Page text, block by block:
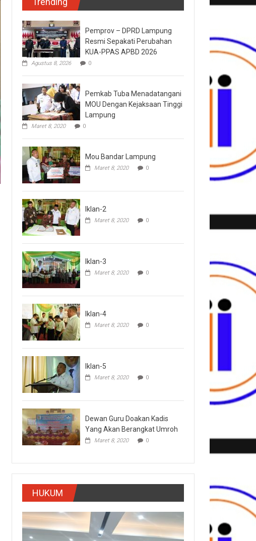
Pemprov – DPRD Lampung
Resmi Sepakati Perubahan
KUA-PPAS APBD 2026
Agustus 8, 2026 0
Pemkab Tuba Menadatangani
MOU Dengan Kejaksaan Tinggi
Lampung
Maret 8, 2020 0
Mou Bandar Lampung
Maret 8, 2020 0
Iklan-2
Maret 8, 2020 0
Iklan-3
Maret 8, 2020 0
Iklan-4
Maret 8, 2020 0
Iklan-5
Maret 8, 2020 0
Dewan Guru Doakan Kadis
Yang Akan Berangkat Umroh
Maret 8, 2020 0
HUKUM